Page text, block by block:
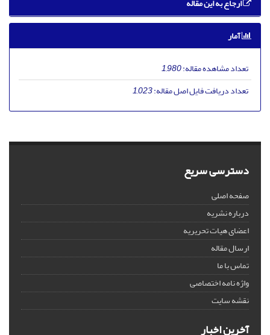
ارجاع به این مقاله
آمار
تعداد مشاهده مقاله:1,980
تعداد دریافت فایل اصل مقاله:1,023
دسترسی سریع
صفحه اصلی
درباره نشریه
اعضای هیات تحریریه
ارسال مقاله
تماس با ما
واژه نامه اختصاصی
نقشه سایت
آخرین اخبار